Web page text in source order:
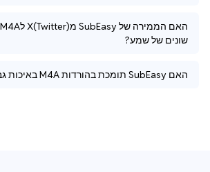
שונים של שמע?
האם SubEasy תומכת בהורדות M4A באיכות גבוהה?